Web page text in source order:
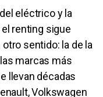
eléctrico y la
renting sigue
sentido: la de la
marcas más
llevan décadas
Volkswagen